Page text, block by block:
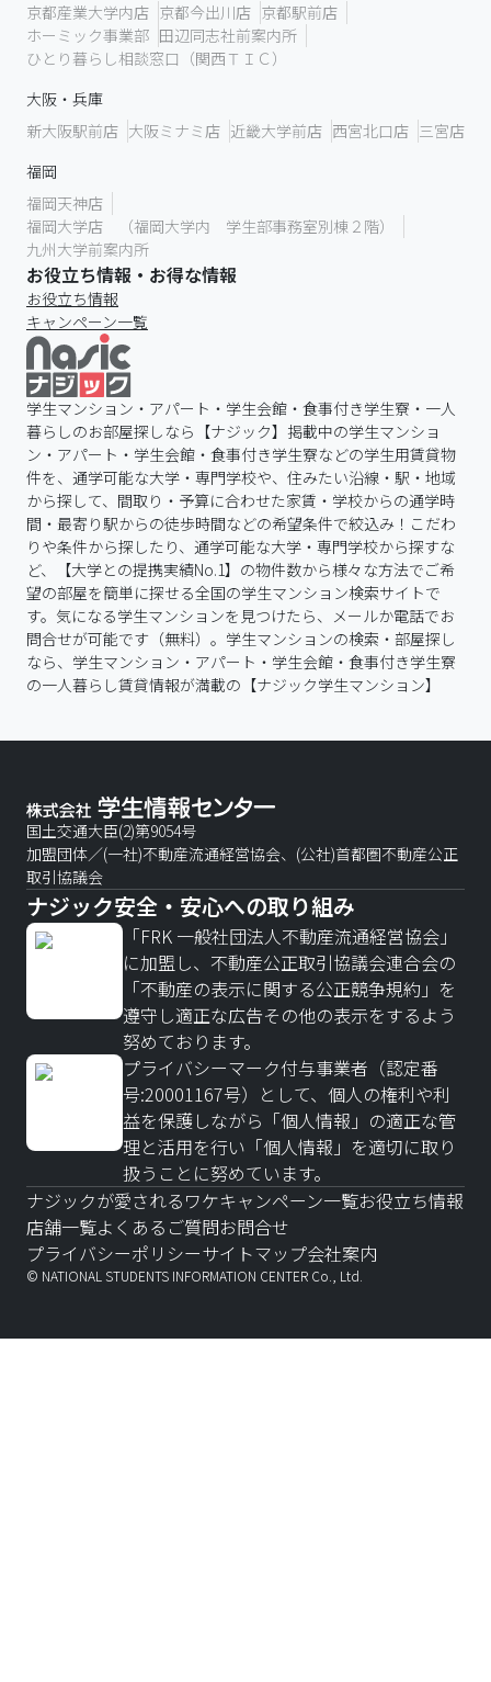
京都産業大学内店 京都今出川店 京都駅前店
ホーミック事業部 田辺同志社前案内所
ひとり暮らし相談窓口（関西ＴＩＣ）
大阪・兵庫
新大阪駅前店 大阪ミナミ店 近畿大学前店 西宮北口店 三宮店
福岡
福岡天神店
福岡大学店 （福岡大学内 学生部事務室別棟２階）
九州大学前案内所
お役立ち情報・お得な情報
お役立ち情報
キャンペーン一覧
学生マンション・アパート・学生会館・食事付き学生寮・一人
暮らしのお部屋探しなら【ナジック】掲載中の学生マンショ
ン・アパート・学生会館・食事付き学生寮などの学生用賃貸物
件を、通学可能な大学・専門学校や、住みたい沿線・駅・地域
から探して、間取り・予算に合わせた家賃・学校からの通学時
間・最寄り駅からの徒歩時間などの希望条件で絞込み！こだわ
りや条件から探したり、通学可能な大学・専門学校から探すな
ど、【大学との提携実績No.1】の物件数から様々な方法でご希
望の部屋を簡単に探せる全国の学生マンション検索サイトで
す。気になる学生マンションを見つけたら、メールか電話でお
問合せが可能です（無料）。学生マンションの検索・部屋探し
なら、学生マンション・アパート・学生会館・食事付き学生寮
の一人暮らし賃貸情報が満載の【ナジック学生マンション】
国土交通大臣(2)第9054号
加盟団体／(一社)不動産流通経営協会、(公社)首都圏不動産公正
取引協議会
ナジック安全・安心への取り組み
「FRK 一般社団法人不動産流通経営協会」
に加盟し、不動産公正取引協議会連合会の
「不動産の表示に関する公正競争規約」を
遵守し適正な広告その他の表示をするよう
努めております。
プライバシーマーク付与事業者（認定番
号:20001167号）として、個人の権利や利
益を保護しながら「個人情報」の適正な管
理と活用を行い「個人情報」を適切に取り
扱うことに努めています。
ナジックが愛されるワケキャンペーン一覧お役立ち情報
店舗一覧よくあるご質問お問合せ
プライバシーポリシーサイトマップ会社案内
© NATIONAL STUDENTS INFORMATION CENTER Co., Ltd.